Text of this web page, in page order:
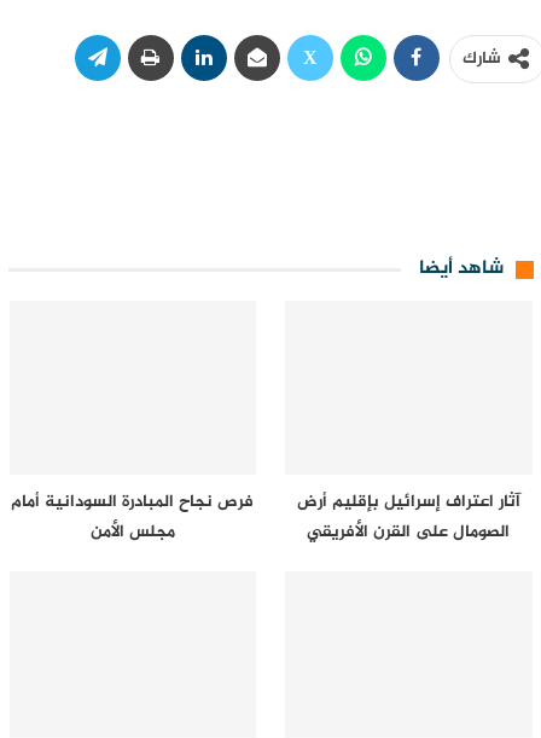
شارك
شاهد أيضا
آثار اعتراف إسرائيل بإقليم أرض
الصومال على القرن الأفريقي
فرص نجاح المبادرة السودانية أمام
مجلس الأمن